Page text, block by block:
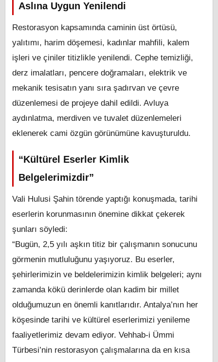
Aslına Uygun Yenilendi
Restorasyon kapsamında caminin üst örtüsü,
yalıtımı, harim döşemesi, kadınlar mahfili, kalem
işleri ve çiniler titizlikle yenilendi. Cephe temizliği,
derz imalatları, pencere doğramaları, elektrik ve
mekanik tesisatın yanı sıra şadırvan ve çevre
düzenlemesi de projeye dahil edildi. Avluya
aydınlatma, merdiven ve tuvalet düzenlemeleri
eklenerek cami özgün görünümüne kavuşturuldu.
“Kültürel Eserler Kimlik
Belgelerimizdir”
Vali Hulusi Şahin törende yaptığı konuşmada, tarihi
eserlerin korunmasının önemine dikkat çekerek
şunları söyledi:
“Bugün, 2,5 yılı aşkın titiz bir çalışmanın sonucunu
görmenin mutluluğunu yaşıyoruz. Bu eserler,
şehirlerimizin ve beldelerimizin kimlik belgeleri; aynı
zamanda kökü derinlerde olan kadim bir millet
olduğumuzun en önemli kanıtlarıdır. Antalya’nın her
köşesinde tarihi ve kültürel eserlerimizi yenileme
faaliyetlerimiz devam ediyor. Vehhab-i Ümmi
Türbesi’nin restorasyon çalışmalarına da en kısa